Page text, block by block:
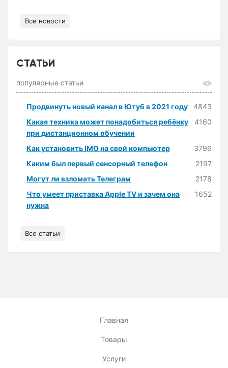
Все новости
СТАТЬИ
популярные статьи
Продвинуть новый канал в Ютуб в 2021 году
4843
Какая техника может понадобиться ребёнку
при дистанционном обучении
4160
Как установить IMO на свой компьютер
3796
Каким был первый сенсорный телефон
2197
Могут ли взломать Телеграм
2178
Что умеет приставка Apple TV и зачем она
нужна
1652
Все статьи
Главная
Товары
Услуги